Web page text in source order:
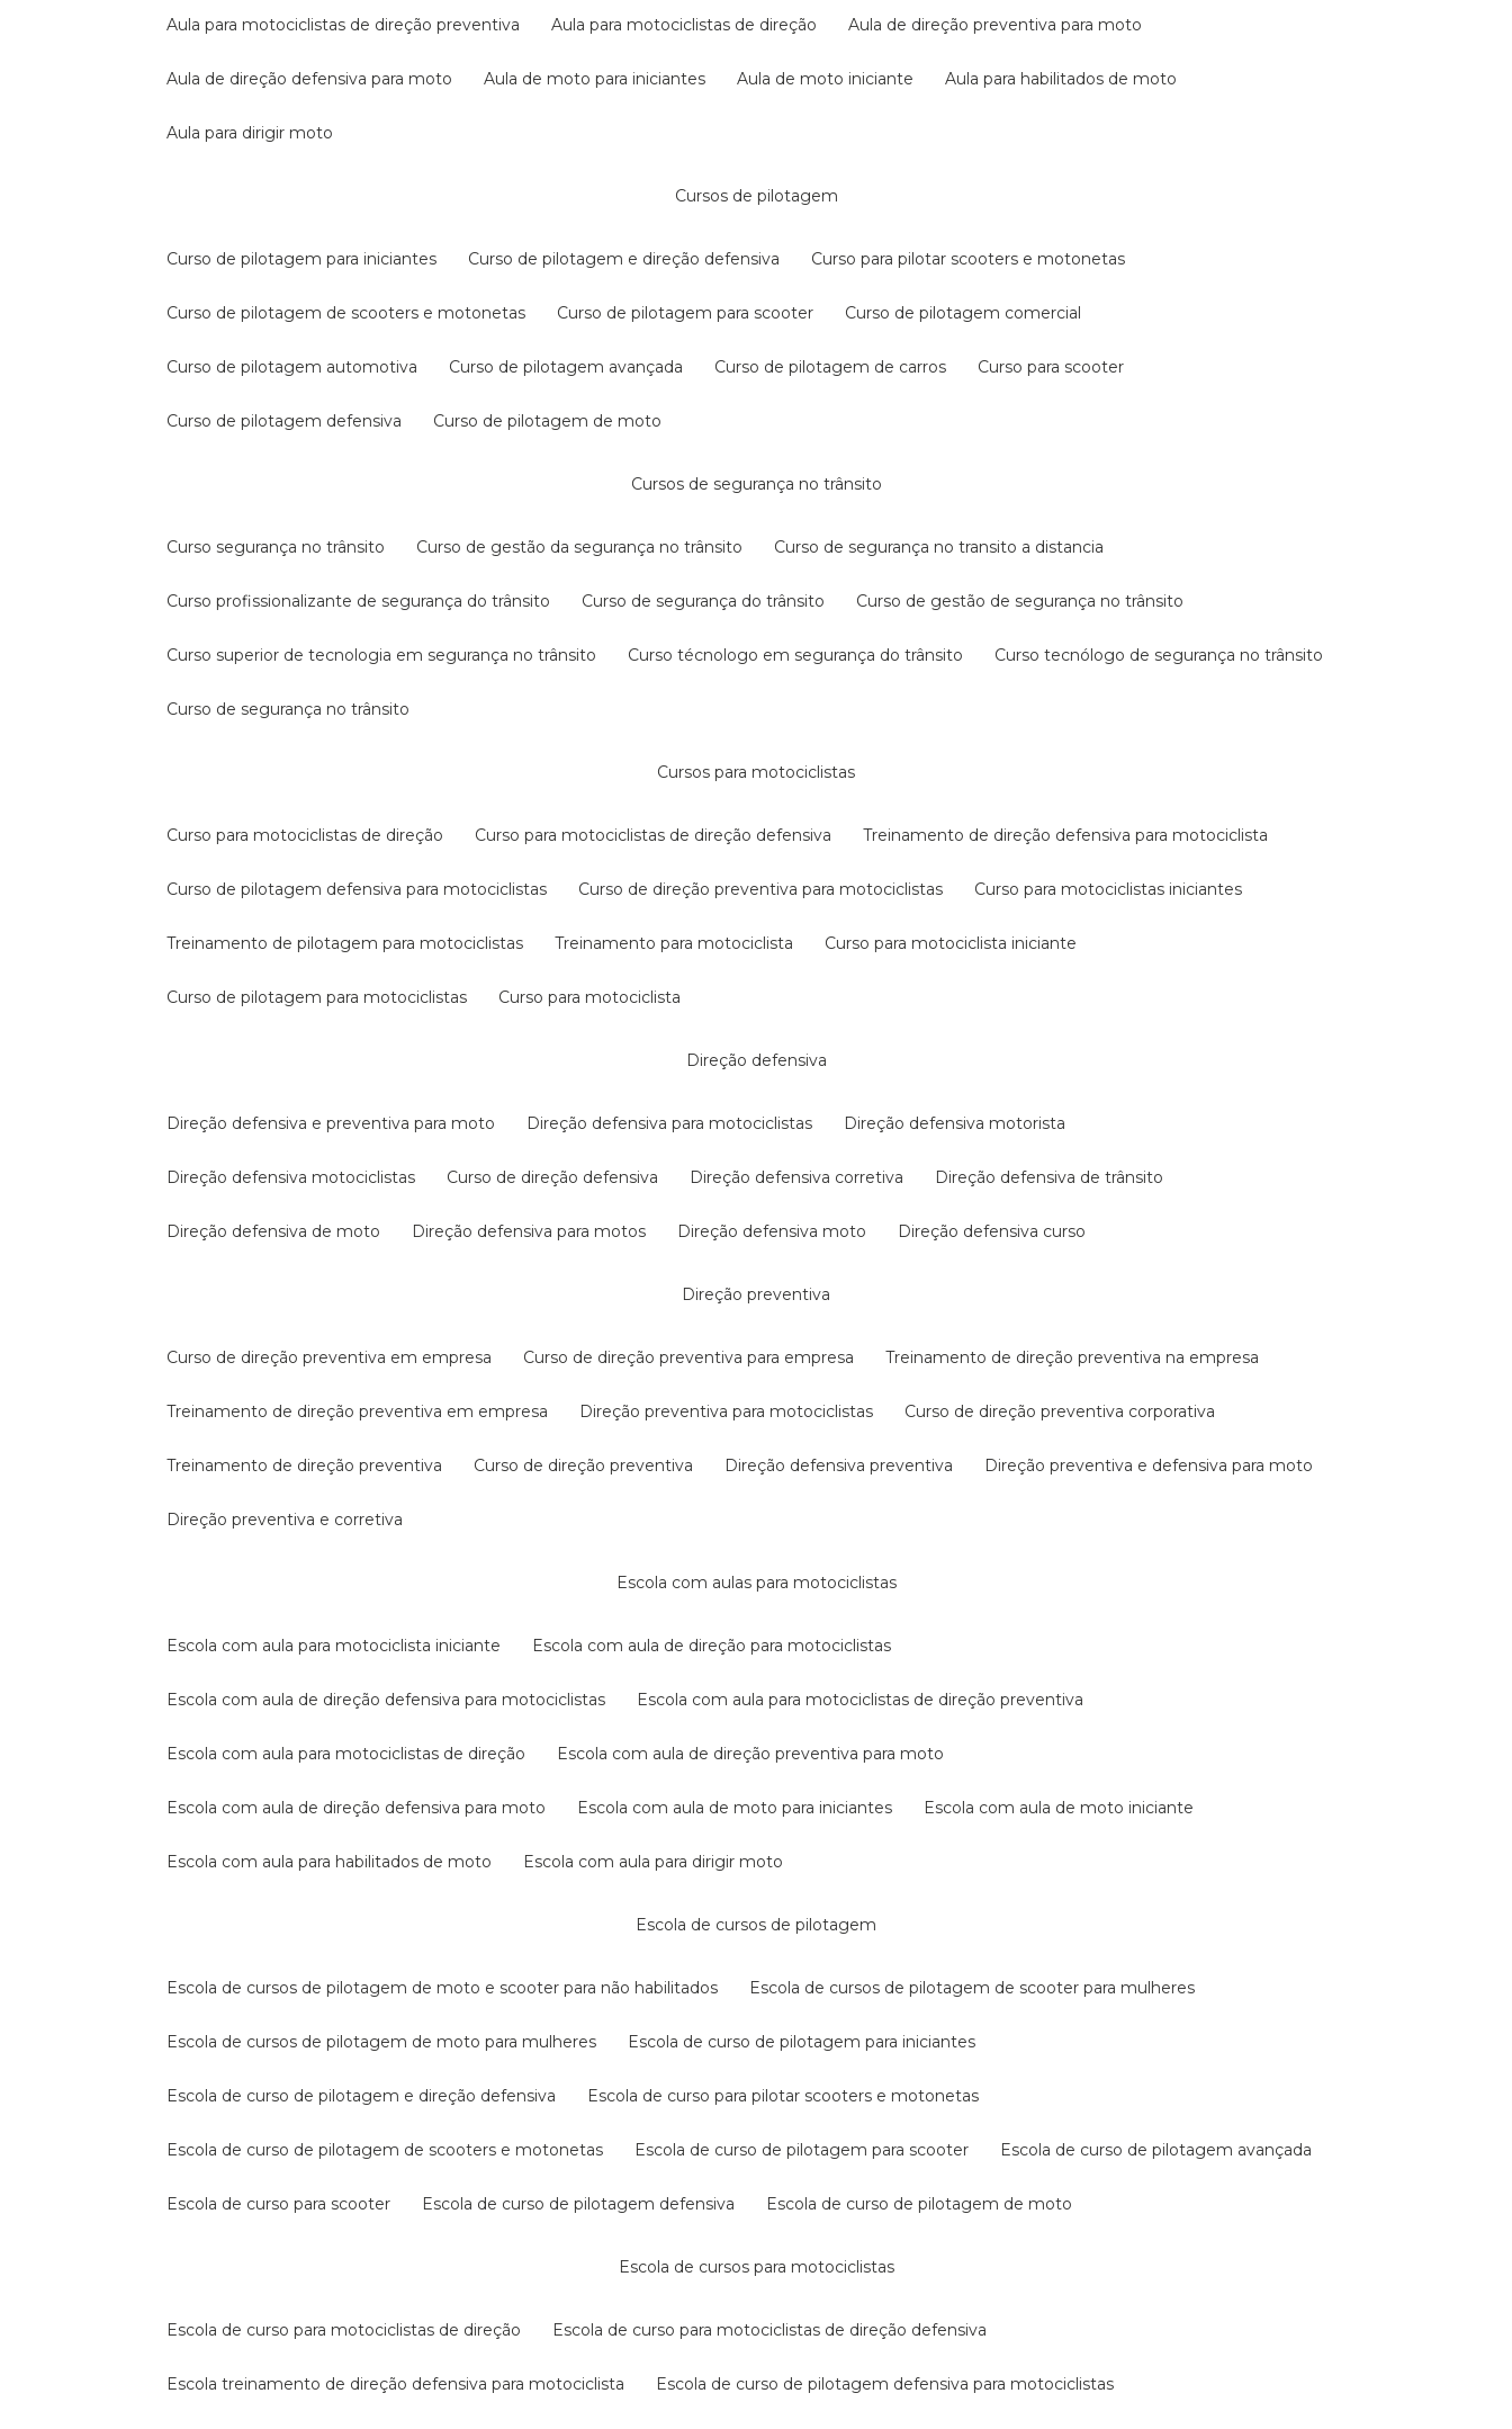
aula para motociclistas de direção preventiva aula para motociclistas de direção aula de direção preventiva para moto
aula de direção defensiva para moto aula de moto para iniciantes aula de moto iniciante aula para habilitados de moto
aula para dirigir moto
cursos de pilotagem
curso de pilotagem para iniciantes curso de pilotagem e direção defensiva curso para pilotar scooters e motonetas
curso de pilotagem de scooters e motonetas curso de pilotagem para scooter curso de pilotagem comercial
curso de pilotagem automotiva curso de pilotagem avançada curso de pilotagem de carros curso para scooter
curso de pilotagem defensiva curso de pilotagem de moto
cursos de segurança no trânsito
curso segurança no trânsito curso de gestão da segurança no trânsito curso de segurança no transito a distancia
curso profissionalizante de segurança do trânsito curso de segurança do trânsito curso de gestão de segurança no trânsito
curso superior de tecnologia em segurança no trânsito curso técnologo em segurança do trânsito curso tecnólogo de segurança no trânsito
curso de segurança no trânsito
cursos para motociclistas
curso para motociclistas de direção curso para motociclistas de direção defensiva treinamento de direção defensiva para motociclista
curso de pilotagem defensiva para motociclistas curso de direção preventiva para motociclistas curso para motociclistas iniciantes
treinamento de pilotagem para motociclistas treinamento para motociclista curso para motociclista iniciante
curso de pilotagem para motociclistas curso para motociclista
direção defensiva
direção defensiva e preventiva para moto direção defensiva para motociclistas direção defensiva motorista
direção defensiva motociclistas curso de direção defensiva direção defensiva corretiva direção defensiva de trânsito
direção defensiva de moto direção defensiva para motos direção defensiva moto direção defensiva curso
direção preventiva
curso de direção preventiva em empresa curso de direção preventiva para empresa treinamento de direção preventiva na empresa
treinamento de direção preventiva em empresa direção preventiva para motociclistas curso de direção preventiva corporativa
treinamento de direção preventiva curso de direção preventiva direção defensiva preventiva direção preventiva e defensiva para moto
direção preventiva e corretiva
escola com aulas para motociclistas
escola com aula para motociclista iniciante escola com aula de direção para motociclistas
escola com aula de direção defensiva para motociclistas escola com aula para motociclistas de direção preventiva
escola com aula para motociclistas de direção escola com aula de direção preventiva para moto
escola com aula de direção defensiva para moto escola com aula de moto para iniciantes escola com aula de moto iniciante
escola com aula para habilitados de moto escola com aula para dirigir moto
escola de cursos de pilotagem
escola de cursos de pilotagem de moto e scooter para não habilitados escola de cursos de pilotagem de scooter para mulheres
escola de cursos de pilotagem de moto para mulheres escola de curso de pilotagem para iniciantes
escola de curso de pilotagem e direção defensiva escola de curso para pilotar scooters e motonetas
escola de curso de pilotagem de scooters e motonetas escola de curso de pilotagem para scooter escola de curso de pilotagem avançada
escola de curso para scooter escola de curso de pilotagem defensiva escola de curso de pilotagem de moto
escola de cursos para motociclistas
escola de curso para motociclistas de direção escola de curso para motociclistas de direção defensiva
escola treinamento de direção defensiva para motociclista escola de curso de pilotagem defensiva para motociclistas